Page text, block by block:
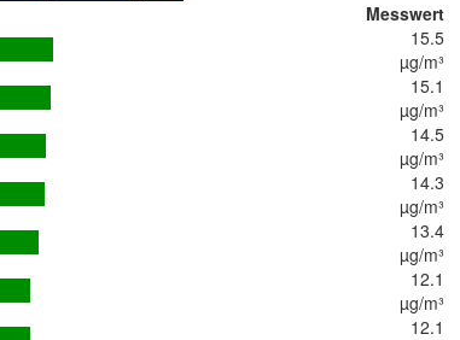
Messwert
15.5
µg/m³
15.1
µg/m³
14.5
µg/m³
14.3
µg/m³
13.4
µg/m³
12.1
µg/m³
12.1